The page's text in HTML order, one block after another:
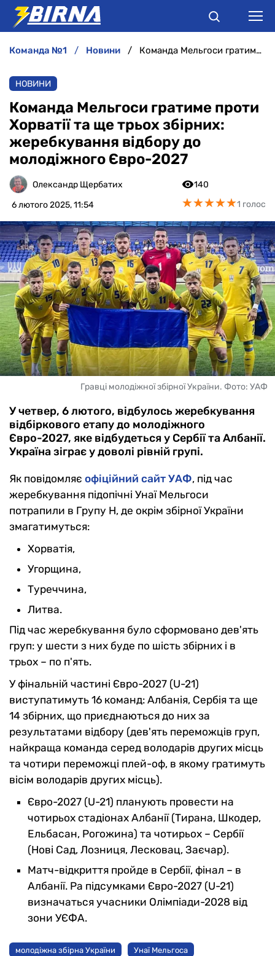
АНАЛІТИКА
ІНТЕРВ'Ю
РІЗНЕ
БУКМЕКЕРИ
команда №1 новини Команда Мельгоси гратиме проти Хорватії та ще трьох збірних: жеребкування відбору до молодіжного Євро-2027
НОВИНИ
Команда Мельгоси гратиме проти
Хорватії та ще трьох збірних:
жеребкування відбору до
молодіжного Євро-2027
Олександр Щербатих
6 лютого 2025, 11:54
140
★★★★★
★★★★★1 голос
Гравці молодіжної збірної України. Фото: УАФ
У четвер, 6 лютого, відбулось жеребкування
відбіркового етапу до молодіжного
Євро-2027, яке відбудеться у Сербії та Албанії.
Україна зіграє у доволі рівній групі.
Як повідомляє офіційний сайт УАФ, під час
жеребкування підопічні Унаї Мельгоси
потрапили в Групу H, де окрім збірної України
змагатимуться:
Хорватія,
Угорщина,
Туреччина,
Литва.
Під час жеребкування було сформовано дев'ять
груп: у шести з них буде по шість збірних і в
трьох – по п'ять.
У фінальній частині Євро-2027 (U-21)
виступатимуть 16 команд: Албанія, Сербія та ще
14 збірних, що приєднаються до них за
результатами відбору (дев'ять переможців груп,
найкраща команда серед володарів других місць
та чотири переможці плей-оф, в якому гратимуть
вісім володарів других місць).
Євро-2027 (U-21) планують провести на
чотирьох стадіонах Албанії (Тирана, Шкодер,
Ельбасан, Рогожина) та чотирьох – Сербії
(Нові Сад, Лозниця, Лесковац, Заєчар).
Матч-відкриття пройде в Сербії, фінал – в
Албанії. Pа підсумками Євро-2027 (U-21)
визначаться учасники Олімпіади-2028 від
зони УЄФА.
молодіжна збірна України Унаї Мельгоса